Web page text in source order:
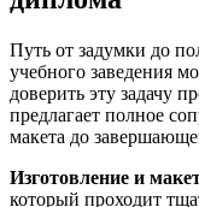
Путь от задумки до
учебного заведения
доверить эту задачу
предлагает полное
макета до
Изготовление и
который проходит